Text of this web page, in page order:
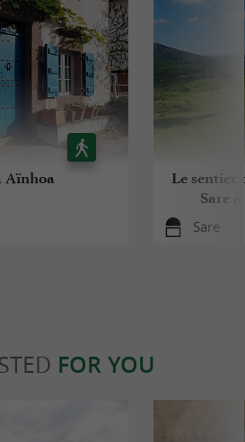
Aïnhoa
Le sentier
Sare
Sare
FOR YOU